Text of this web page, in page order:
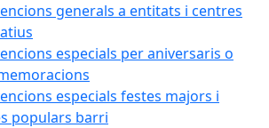
generals a entitats i centres
especials per aniversaris o
especials festes majors i
populars barri